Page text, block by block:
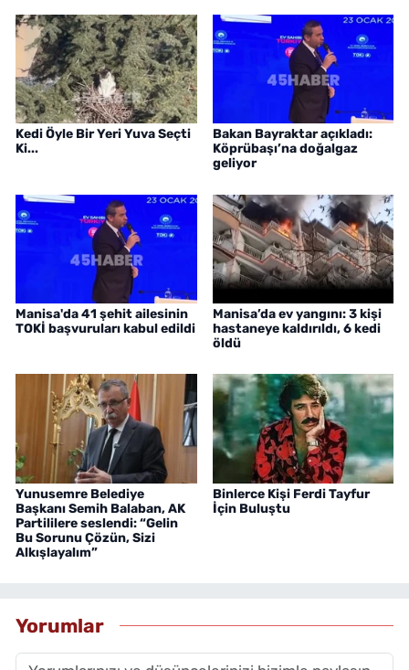
Kedi Öyle Bir Yeri Yuva Seçti
Ki...
Bakan Bayraktar açıkladı:
Köprübaşı’na doğalgaz
geliyor
Manisa'da 41 şehit ailesinin
TOKİ başvuruları kabul edildi
Manisa’da ev yangını: 3 kişi
hastaneye kaldırıldı, 6 kedi
öldü
Yunusemre Belediye
Başkanı Semih Balaban, AK
Partililere seslendi: “Gelin
Bu Sorunu Çözün, Sizi
Alkışlayalım”
Binlerce Kişi Ferdi Tayfur
İçin Buluştu
Yorumlar